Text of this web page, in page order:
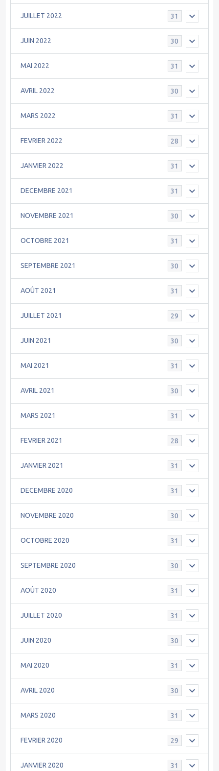
JUILLET 2022 31
JUIN 2022 30
MAI 2022 31
AVRIL 2022 30
MARS 2022 31
FEVRIER 2022 28
JANVIER 2022 31
DECEMBRE 2021 31
NOVEMBRE 2021 30
OCTOBRE 2021 31
SEPTEMBRE 2021 30
AOÛT 2021 31
JUILLET 2021 29
JUIN 2021 30
MAI 2021 31
AVRIL 2021 30
MARS 2021 31
FEVRIER 2021 28
JANVIER 2021 31
DECEMBRE 2020 31
NOVEMBRE 2020 30
OCTOBRE 2020 31
SEPTEMBRE 2020 30
AOÛT 2020 31
JUILLET 2020 31
JUIN 2020 30
MAI 2020 31
AVRIL 2020 30
MARS 2020 31
FEVRIER 2020 29
JANVIER 2020 31